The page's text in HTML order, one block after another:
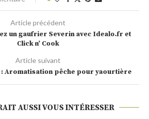
Article précédent
un gaufrier Severin avec Idealo.fr et
Click n’ Cook
Article suivant
Aromatisation pêche pour yaourtière
AUSSI VOUS INTÉRESSER